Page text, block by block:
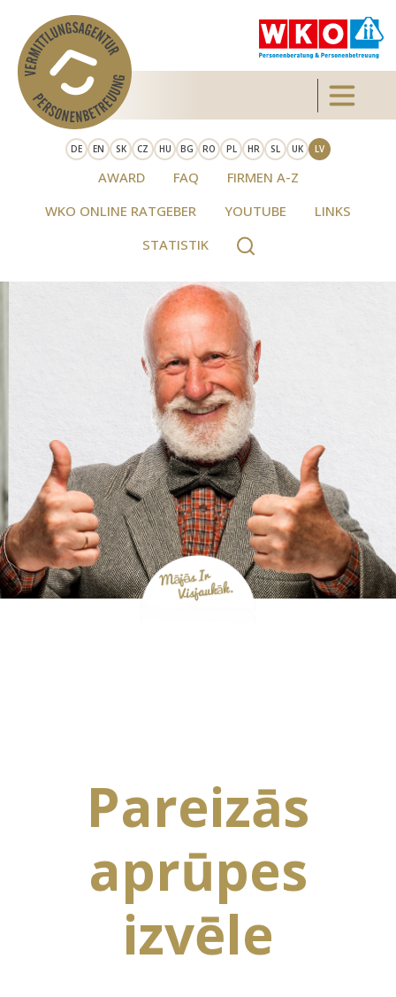
Skip to main content Toggle
DE EN SK CZ HU BG RO PL HR SL UK LV
AWARD FAQ
FIRMEN A-Z
WKO ONLINE RATGEBER
YOUTUBE
LINKS
STATISTIK
Pareizās
aprūpes
izvēle